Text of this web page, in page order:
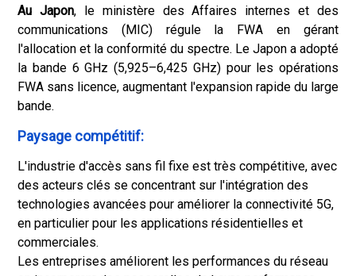
Au Japon, le ministère des Affaires internes et des
communications (MIC) régule la FWA en gérant
l'allocation et la conformité du spectre. Le Japon a adopté
la bande 6 GHz (5,925–6,425 GHz) pour les opérations
FWA sans licence, augmentant l'expansion rapide du large
bande.
Paysage compétitif:
L'industrie d'accès sans fil fixe est très compétitive, avec
des acteurs clés se concentrant sur l'intégration des
technologies avancées pour améliorer la connectivité 5G,
en particulier pour les applications résidentielles et
commerciales.
Les entreprises améliorent les performances du réseau